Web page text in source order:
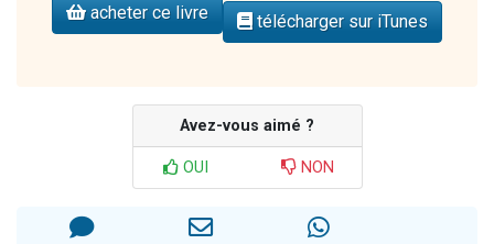
acheter ce livre télécharger sur iTunes
Avez-vous aimé ?
OUI NON